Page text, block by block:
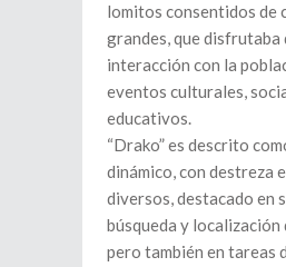
lomitos consentidos de
grandes, que disfrutaba
interacción con la
eventos culturales,
educativos.
“Drako” es descrito
dinámico, con destreza
diversos, destacado en
búsqueda y localización
pero también en tareas